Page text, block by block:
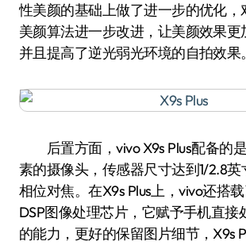
性美颜的基础上做了进一步的优化，
美颜算法进一步改进，让美颜效果更
并且提高了逆光弱光环境的自拍效果。
后置方面，vivo X9s Plus配备的
素的摄像头，传感器尺寸达到1/2.8
相位对焦。在X9s Plus上，vivo还搭
DSP图像处理芯片，它赋予手机直接
的能力，更好的保留图片细节，X9s